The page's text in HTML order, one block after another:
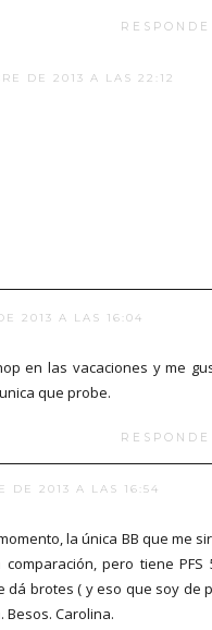
DE 2013 A LAS 22:12
2013 A LAS 16:04
en las vacaciones y me
que probe.
DE 2013 A LAS 16:54
la única BB que me
pero tiene PFS
dá brotes ( y eso que soy de
Besos. Carolina.